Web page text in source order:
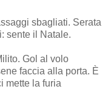
sbagliati. Serata
sente il Natale.
Gol al volo
faccia alla porta. È
mette la furia